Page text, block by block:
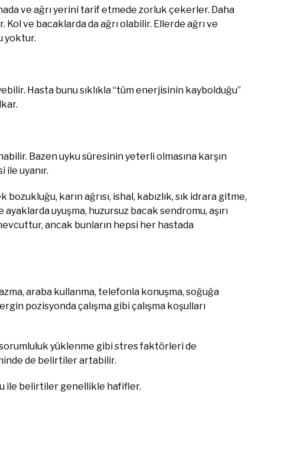
ve ağrı yerini tarif etmede zorluk çekerler. Daha
Kol ve bacaklarda da ağrı olabilir. Ellerde ağrı ve
yoktur.
Hasta bunu sıklıkla “tüm enerjisinin kaybolduğu”
Bazen uyku süresinin yeterli olmasına karşın
ile uyanır.
karın ağrısı, ishal, kabızlık, sık idrara gitme,
ayaklarda uyuşma, huzursuz bacak sendromu, aşırı
ancak bunların hepsi her hastada
araba kullanma, telefonla konuşma, soğuğa
pozisyonda çalışma gibi çalışma koşulları
sorumluluk yüklenme gibi stres faktörleri de
de belirtiler artabilir.
ile belirtiler genellikle hafifler.